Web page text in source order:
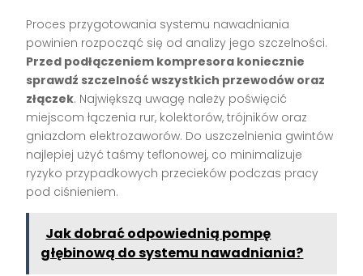
Proces przygotowania systemu nawadniania
powinien rozpocząć się od analizy jego szczelności.
Przed podłączeniem kompresora koniecznie
sprawdź szczelność wszystkich przewodów oraz
złączek. Największą uwagę należy poświęcić
miejscom łączenia rur, kolektorów, trójników oraz
gniazdom elektrozaworów. Do uszczelnienia gwintów
najlepiej użyć taśmy teflonowej, co minimalizuje
ryzyko przypadkowych przecieków podczas pracy
pod ciśnieniem.
Jak dobrać odpowiednią pompę
głębinową do systemu nawadniania?